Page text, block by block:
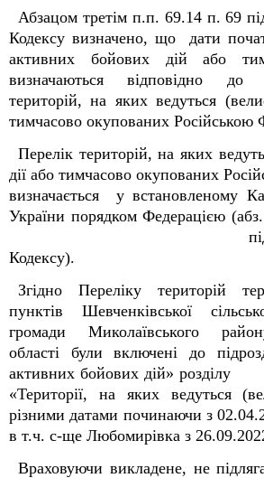
Абзацом третім п.п. 69.14 п. 69
Кодексу визначено, що дати
активних бойових дій або
визначаються відповідно до
територій, на яких ведуться
тимчасово окупованих Російською
Перелік територій, на яких
дії або тимчасово окупованих
визначається у встановленому
України порядком Федерацією
підрозд. 10
Кодексу).
Згідно Переліку територій
пунктів Шевченківської
громади Миколаївського
області були включені до
активних бойових
«Території, на яких ведуться
різними датами починаючи з
в т.ч. с-ще Любомирівка з
Враховуючи викладене, не